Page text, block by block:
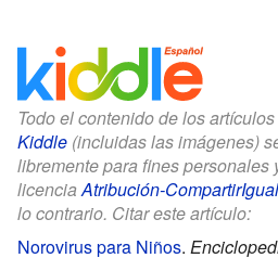
Todo el contenido de los
Kiddle (incluidas las imágenes)
libremente para fines personales
licenciaAtribución-CompartirIgual
lo contrario. Citar este artículo:
Norovirus para Niños.